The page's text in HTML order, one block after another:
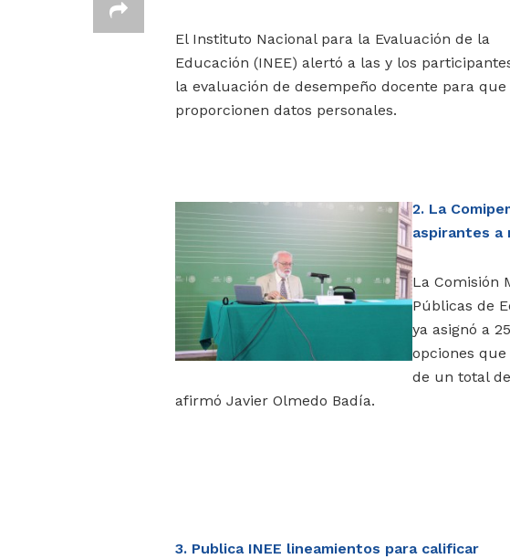
El Instituto Nacional para la Evaluación de la
Educación (INEE) alertó a las y los
la evaluación de desempeño docente para que
proporcionen datos personales.
2. La
aspirantes a
La Comisión
Públicas de
ya asignó a
opciones
de un total
afirmó Javier Olmedo Badía.
3. Publica INEE lineamientos para calificar